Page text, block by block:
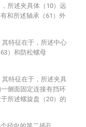
所述夹具体（10）远
和所述轴承（61）外
特征在于，所述中心
）和防松螺母
特征在于，所述夹具
侧面固定连接有挡环
所述螺旋盘（20）的